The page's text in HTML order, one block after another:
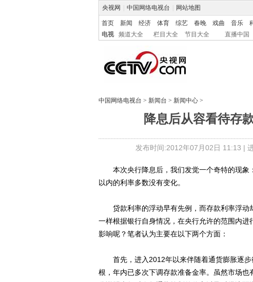
央视网 中国网络电视台 网站地图
首页 新闻 经济 体育 综艺 春晚 戏曲 音乐
电视
频道大全 栏目大全 节目大全 直播中国
中国网络电视台 > 新闻台 > 新闻中心 >
降息后从容看待存
发布时间:2012年07月02日 11:13 |
本次央行降息后，我们发觉一个奇特的现象
以内的利率多数没有变化。
贷款利率的浮动早有先例，而存款利率浮动
一样根据银行自身情况，在央行允许的范围内
影响呢？笔者认为主要在以下两个方面：
首先，进入2012年以来伴随着通货膨胀逐步
根，年内已多次下调存款准备金率。虽然市场